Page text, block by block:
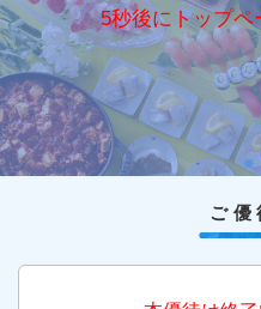
5秒後にトップペ
ご優